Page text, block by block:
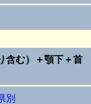
含む）＋顎下＋首
別